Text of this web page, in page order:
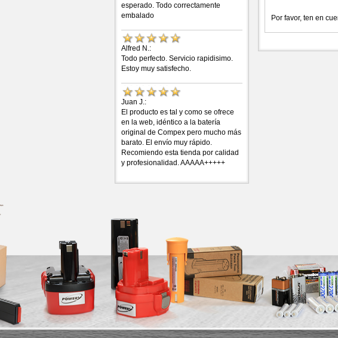
esperado. Todo correctamente
embalado
Alfred N.:
Todo perfecto. Servicio rapidisimo.
Estoy muy satisfecho.
Juan J.:
El producto es tal y como se ofrece
en la web, idéntico a la batería
original de Compex pero mucho más
barato. El envío muy rápido.
Recomiendo esta tienda por calidad
y profesionalidad. AAAAA+++++
Por favor, ten en